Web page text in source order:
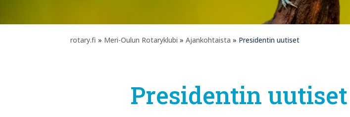
rotary.fi » Meri-Oulun Rotaryklubi » Ajankohtaista » Presidentin uutiset
Presidentin uutiset